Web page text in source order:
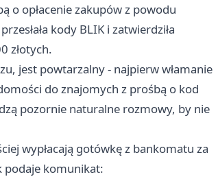
o opłacenie zakupów z powodu
kody BLIK i zatwierdziła
złotych.
jest powtarzalny - najpierw włamanie
do znajomych z prośbą o kod
pozornie naturalne rozmowy, by nie
wypłacają gotówkę z bankomatu za
podaje komunikat: